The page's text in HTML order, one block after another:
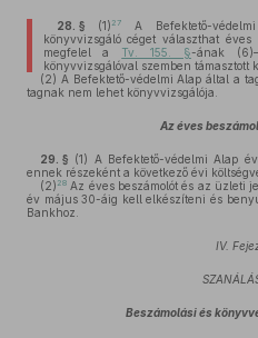
28. § (1) 27
A Befektető-
könyvvizsgáló céget választhat
megfelel a Tv. 155. §-ának
könyvvizsgálóval szemben támasztott
(2) A Befektető-védelmi Alap által a
tagnak nem lehet könyvvizsgálója.
Az éves
29. § (1) A Befektető-védelmi Alap
ennek részeként a következő évi
(2) 28 Az éves beszámolót és az üzleti
év május 30-áig kell elkészíteni és
Bankhoz.
IV.
Beszámolási és